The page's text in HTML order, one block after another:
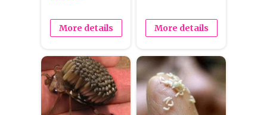
More details More details